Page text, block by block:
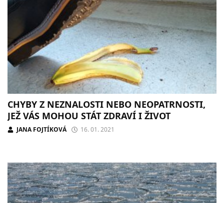
CHYBY Z NEZNALOSTI NEBO NEOPATRNOSTI,
JEŽ VÁS MOHOU STÁT ZDRAVÍ I ŽIVOT
JANA FOJTÍKOVÁ 16. 01. 2021